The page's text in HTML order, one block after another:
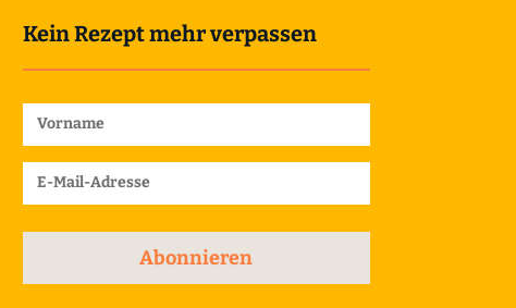
Kein Rezept mehr verpassen
Abonnieren